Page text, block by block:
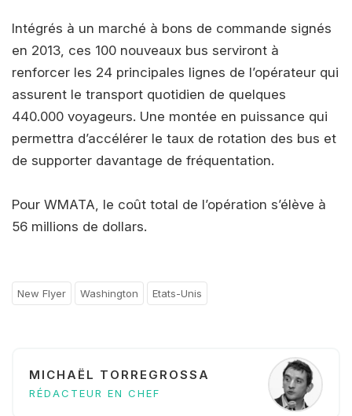
Intégrés à un marché à bons de commande signés
en 2013, ces 100 nouveaux bus serviront à
renforcer les 24 principales lignes de l’opérateur qui
assurent le transport quotidien de quelques
440.000 voyageurs. Une montée en puissance qui
permettra d’accélérer le taux de rotation des bus et
de supporter davantage de fréquentation.
Pour WMATA, le coût total de l’opération s’élève à
56 millions de dollars.
New Flyer Washington Etats-Unis
MICHAËL TORREGROSSA
RÉDACTEUR EN CHEF